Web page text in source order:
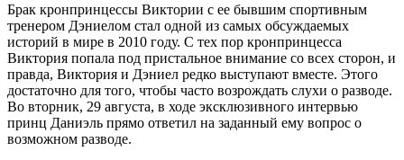
Брак кронпринцессы Виктории с ее бывшим спортивным
тренером Дэниелом стал одной из самых обсуждаемых
историй в мире в 2010 году. С тех пор кронпринцесса
Виктория попала под пристальное внимание со всех сторон, и
правда, Виктория и Дэниел редко выступают вместе. Этого
достаточно для того, чтобы часто возрождать слухи о разводе.
Во вторник, 29 августа, в ходе эксклюзивного интервью
принц Даниэль прямо ответил на заданный ему вопрос о
возможном разводе.